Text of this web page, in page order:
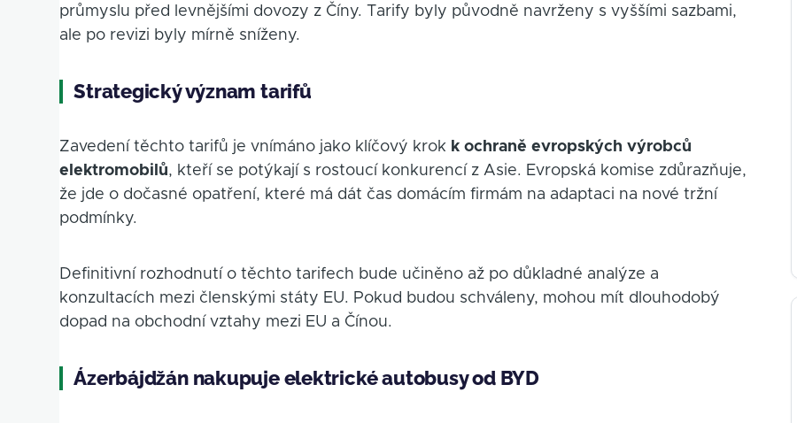
průmyslu před levnějšími dovozy z Číny. Tarify byly původně navrženy s vyššími sazbami,
ale po revizi byly mírně sníženy.
Strategický význam tarifů
Zavedení těchto tarifů je vnímáno jako klíčový krok k ochraně evropských výrobců
elektromobilů, kteří se potýkají s rostoucí konkurencí z Asie. Evropská komise zdůrazňuje,
že jde o dočasné opatření, které má dát čas domácím firmám na adaptaci na nové tržní
podmínky.
Definitivní rozhodnutí o těchto tarifech bude učiněno až po důkladné analýze a
konzultacích mezi členskými státy EU. Pokud budou schváleny, mohou mít dlouhodobý
dopad na obchodní vztahy mezi EU a Čínou.
Ázerbájdžán nakupuje elektrické autobusy od BYD